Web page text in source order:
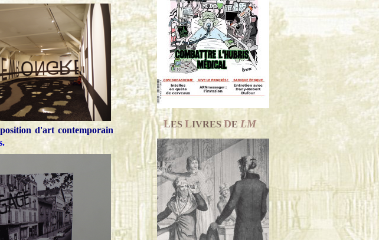
d'art contemporain
LES LIVRESDE LM